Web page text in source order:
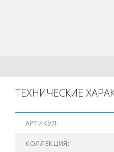
ТЕХНИЧЕСКИЕ
АРТИКУЛ:
КОЛЛЕКЦИЯ: